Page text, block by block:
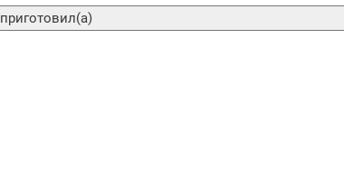
Я приготовил(а)